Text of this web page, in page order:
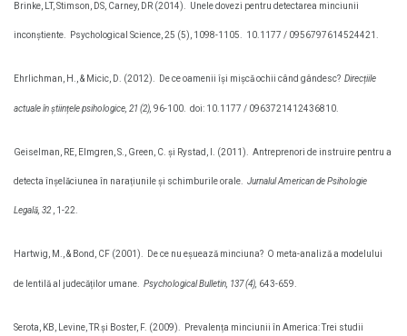
Brinke, LT, Stimson, DS, Carney, DR (2014). Unele dovezi pentru detectarea minciunii
inconștiente. Psychological Science, 25 (5), 1098-1105. 10.1177 / 0956797614524421.
Ehrlichman, H., & Micic, D. (2012). De ce oamenii își mișcă ochii când gândesc? Direcțiile
actuale în științele psihologice, 21 (2), 96-100. doi: 10.1177 / 0963721412436810.
Geiselman, RE, Elmgren, S., Green, C. și Rystad, I. (2011). Antreprenori de instruire pentru a
detecta înșelăciunea în narațiunile și schimburile orale. Jurnalul American de Psihologie
Legală, 32 , 1-22.
Hartwig, M., & Bond, CF (2001). De ce nu eșuează minciuna? O meta-analiză a modelului
de lentilă al judecăților umane. Psychological Bulletin, 137 (4), 643-659.
Serota, KB, Levine, TR și Boster, F. (2009). Prevalența minciunii în America: Trei studii